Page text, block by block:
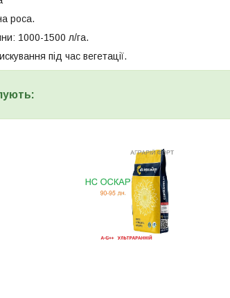
роса.
1000-1500 л/га.
під час вегетації.